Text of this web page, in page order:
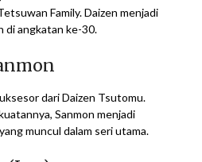
Family. Daizen menjadi
di angkatan ke-30.
dari Daizen Tsutomu.
Sanmon menjadi
muncul dalam seri utama.